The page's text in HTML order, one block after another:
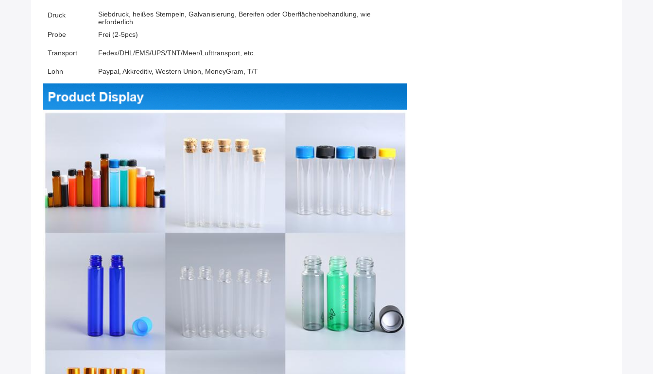
Druck
Siebdruck, heißes Stempeln, Galvanisierung, Bereifen oder Oberflächenbehandlung, wie
erforderlich
Probe
Frei (2-5pcs)
Transport Fedex/DHL/EMS/UPS/TNT/Meer/Lufttransport, etc.
Lohn Paypal, Akkreditiv, Western Union, MoneyGram, T/T